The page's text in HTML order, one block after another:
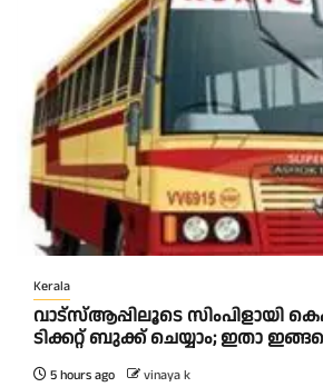
Kerala
വാട്‌സ്ആപ്പിലൂടെ സിംപിളായി
ടിക്കറ്റ് ബുക്ക് ചെയ്യാം; ഇതാ
5 hours ago vinaya k